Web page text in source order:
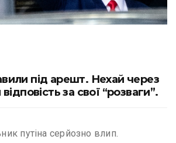
під арешт. Нехай через
за свої “розваги”.
путіна серйозно влип.